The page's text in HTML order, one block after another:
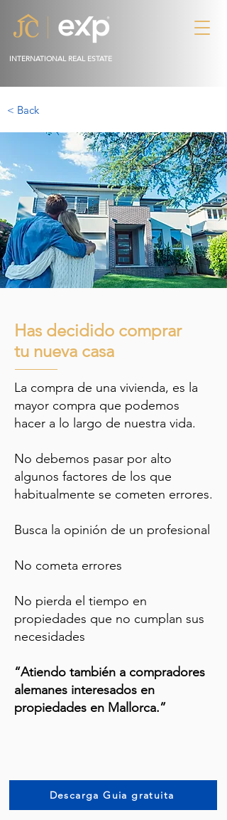
INTERNATIONAL REAL ESTATE
< Back
Has decidido comprar
tu nueva casa
La compra de una vivienda, es la
mayor compra que podemos
hacer a lo largo de nuestra vida.
No debemos pasar por alto
algunos factores de los que
habitualmente se cometen errores.
Busca la opinión de un profesional
No cometa errores
No pierda el tiempo en
propiedades que no cumplan sus
necesidades
“Atiendo también a compradores
alemanes interesados en
propiedades en Mallorca.”
Descarga Guia gratuita